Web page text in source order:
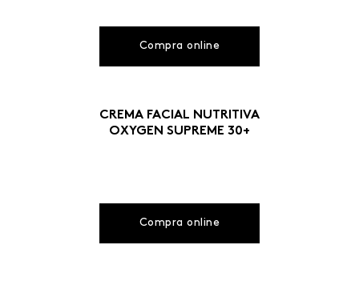
Compra online
CREMA FACIAL NUTRITIVA
OXYGEN SUPREME 30+
Compra online